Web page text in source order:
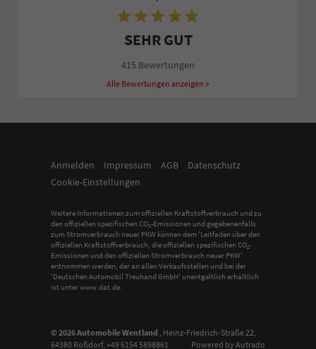
SEHR GUT
415 Bewertungen
Alle Bewertungen anzeigen >
Anmelden Impressum AGB
Datenschutz
Cookie-Einstellungen
Weitere Informationen zum offiziellen Kraftstoffverbrauch und zu
den offiziellen spezifischen CO2-Emissionen und gegebenenfalls
zum Stromverbrauch neuer PKW können dem 'Leitfaden über den
offiziellen Kraftstoffverbrauch, die offiziellen spezifischen CO2-
Emissionen und den offiziellen Stromverbrauch neuer PKW'
entnommen werden, der an allen Verkaufsstellen und bei der
'Deutschen Automobil Treuhand GmbH' unentgeltlich erhältlich
ist unter www.dat.de.
© 2026Automobile Wentland , Heinz-Friedrich-Straße 22,
64380 Roßdorf, +49 6154 5898861 Powered by Autrado